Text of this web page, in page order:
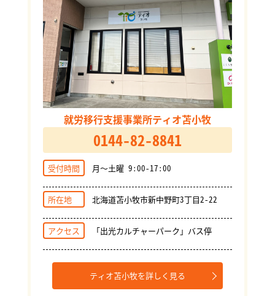
就労移行支援事業所ティオ苫小牧
0144-82-8841
受付時間 月～土曜 9:00-17:00
所在地 北海道苫小牧市新中野町3丁目2-22
アクセス 「出光カルチャーパーク」バス停
ティオ苫小牧を詳しく見る